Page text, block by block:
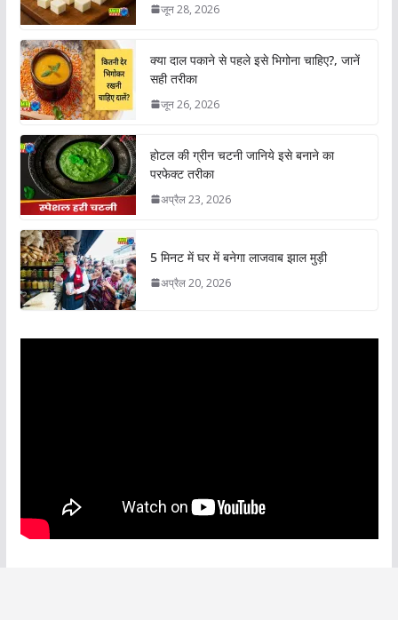
जून 28, 2026
क्या दाल पकाने से पहले इसे भिगोना चाहिए?, जानें
सही तरीका
जून 26, 2026
होटल की ग्रीन चटनी जानिये इसे बनाने का
परफेक्ट तरीका
अप्रैल 23, 2026
5 मिनट में घर में बनेगा लाजवाब झाल मुड़ी
अप्रैल 20, 2026